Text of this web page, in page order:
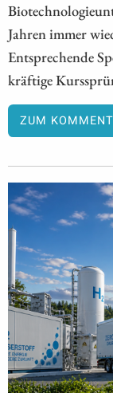
Jahren immer
Entsprechende
kräftige
ZUM